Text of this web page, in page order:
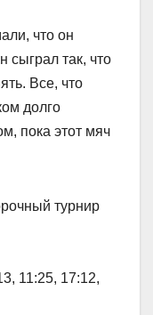
что он
сыграл так, что
Все, что
долго
пока этот мяч
турнир
11:25, 17:12,